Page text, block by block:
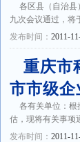
各区县（自治
九次会议通过，将
发布时间：2011-
重庆市
市市级
各有关单位：根
估，现将有关事项
发布时间：2011-